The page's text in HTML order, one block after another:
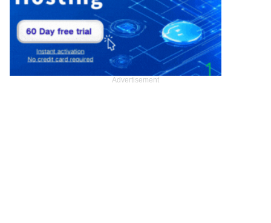
Advertisement